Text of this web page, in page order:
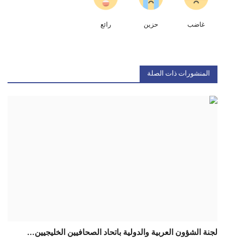
غاضب حزين رائع
المنشورات ذات الصلة
لجنة الشؤون العربية والدولية باتحاد الصحافيين الخليجيين...